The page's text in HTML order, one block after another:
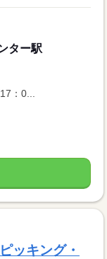
ター駅
：0...
ッキング・